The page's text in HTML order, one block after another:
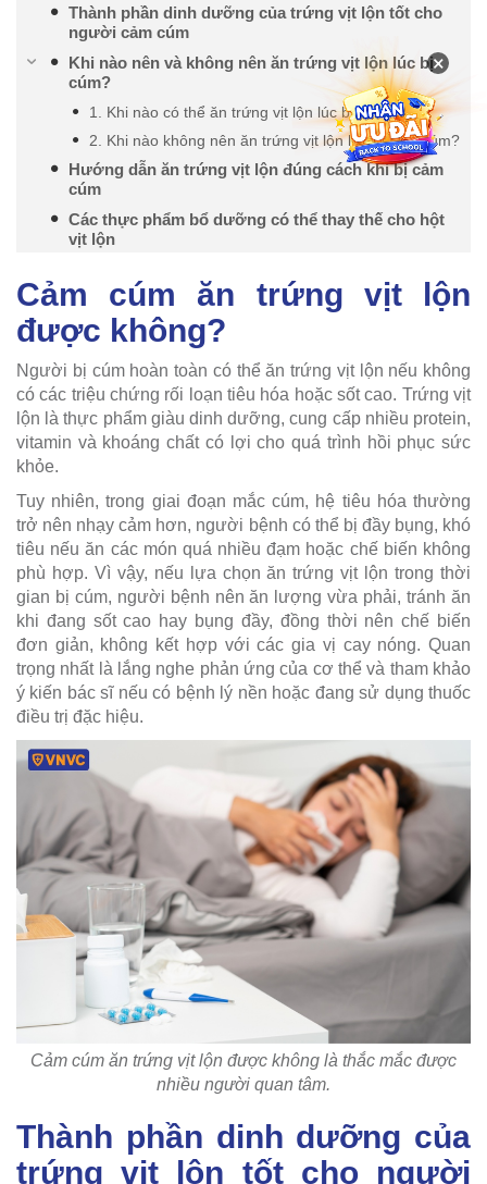
Thành phần dinh dưỡng của trứng vịt lộn tốt cho
người cảm cúm
Khi nào nên và không nên ăn trứng vịt lộn lúc bị
cúm?
1. Khi nào có thể ăn trứng vịt lộn lúc bị cúm?
2. Khi nào không nên ăn trứng vịt lộn lúc bị cảm cúm?
Hướng dẫn ăn trứng vịt lộn đúng cách khi bị cảm
cúm
Các thực phẩm bổ dưỡng có thể thay thế cho hột
vịt lộn
Cảm cúm ăn trứng vịt lộn
được không?
Người bị cúm hoàn toàn có thể ăn trứng vịt lộn nếu không
có các triệu chứng rối loạn tiêu hóa hoặc sốt cao. Trứng vịt
lộn là thực phẩm giàu dinh dưỡng, cung cấp nhiều protein,
vitamin và khoáng chất có lợi cho quá trình hồi phục sức
khỏe.
Tuy nhiên, trong giai đoạn mắc cúm, hệ tiêu hóa thường
trở nên nhạy cảm hơn, người bệnh có thể bị đầy bụng, khó
tiêu nếu ăn các món quá nhiều đạm hoặc chế biến không
phù hợp. Vì vậy, nếu lựa chọn ăn trứng vịt lộn trong thời
gian bị cúm, người bệnh nên ăn lượng vừa phải, tránh ăn
khi đang sốt cao hay bụng đầy, đồng thời nên chế biến
đơn giản, không kết hợp với các gia vị cay nóng. Quan
trọng nhất là lắng nghe phản ứng của cơ thể và tham khảo
ý kiến bác sĩ nếu có bệnh lý nền hoặc đang sử dụng thuốc
điều trị đặc hiệu.
Cảm cúm ăn trứng vịt lộn được không là thắc mắc được
nhiều người quan tâm.
Thành phần dinh dưỡng của
trứng vịt lộn tốt cho người
×